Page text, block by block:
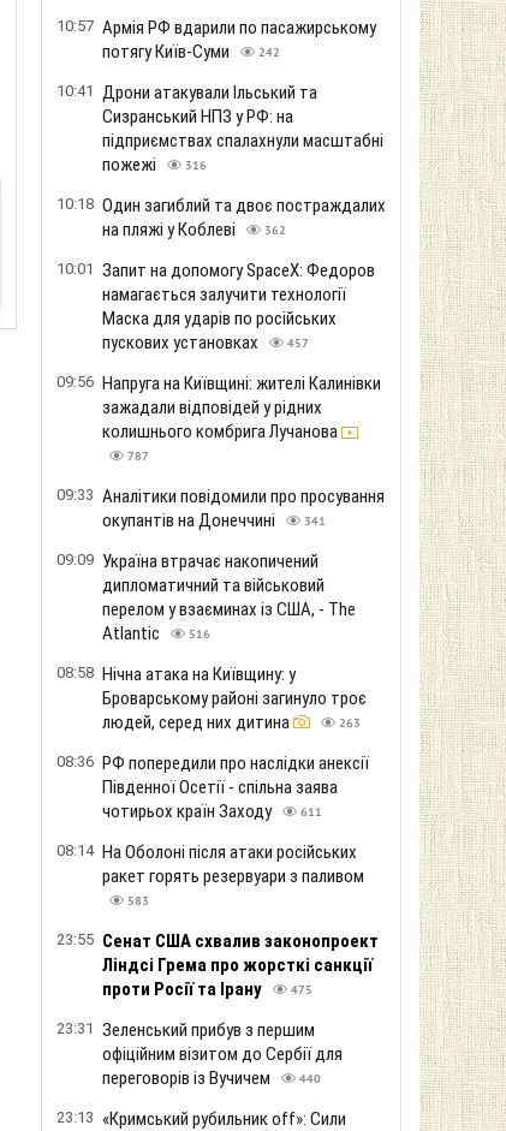
10:57 Армія РФ вдарили по пасажирському
потягу Київ-Суми
242
10:41 Дрони атакували Ільський та
Сизранський НПЗ у РФ: на
підприємствах спалахнули масштабні
пожежі
316
10:18 Один загиблий та двоє постраждалих
на пляжі у Коблеві
362
10:01 Запит на допомогу SpaceX: Федоров
намагається залучити технології
Маска для ударів по російських
пускових установках
457
09:56 Напруга на Київщині: жителі Калинівки
зажадали відповідей у ​​рідних
колишнього комбрига Лучанова
787
09:33 Аналітики повідомили про просування
окупантів на Донеччині
341
09:09 Україна втрачає накопичений
дипломатичний та військовий
перелом у взаєминах із США, - The
Atlantic
516
08:58 Нічна атака на Київщину: у
Броварському районі загинуло троє
людей, серед них дитина
263
08:36 РФ попередили про наслідки анексії
Південної Осетії - спільна заява
чотирьох країн Заходу
611
08:14 На Оболоні після атаки російських
ракет горять резервуари з паливом
583
23:55 Сенат США схвалив законопроект
Ліндсі Грема про жорсткі санкції
проти Росії та Ірану
475
23:31 Зеленський прибув з першим
офіційним візитом до Сербії для
переговорів із Вучичем
440
23:13 «Кримський рубильник off»: Сили